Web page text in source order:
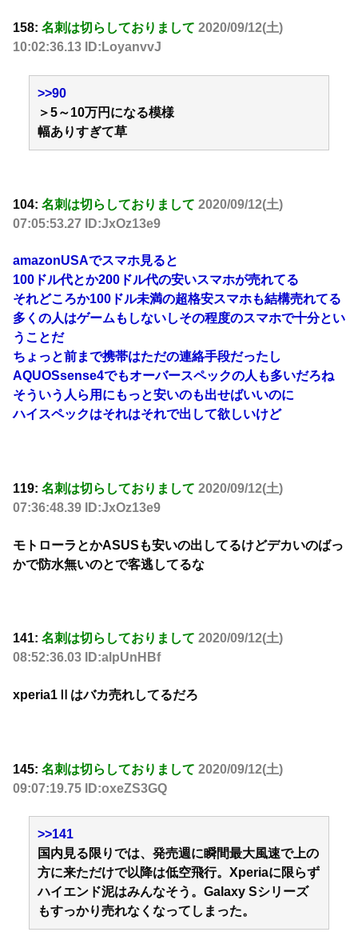
158: 名刺は切らしておりまして 2020/09/12(土)
10:02:36.13 ID:LoyanvvJ
>>90
＞5～10万円になる模様
幅ありすぎて草
104: 名刺は切らしておりまして 2020/09/12(土)
07:05:53.27 ID:JxOz13e9
amazonUSAでスマホ見ると
100ドル代とか200ドル代の安いスマホが売れてる
それどころか100ドル未満の超格安スマホも結構売れてる
多くの人はゲームもしないしその程度のスマホで十分とい
うことだ
ちょっと前まで携帯はただの連絡手段だったし
AQUOSsense4でもオーバースペックの人も多いだろね
そういう人ら用にもっと安いのも出せばいいのに
ハイスペックはそれはそれで出して欲しいけど
119: 名刺は切らしておりまして 2020/09/12(土)
07:36:48.39 ID:JxOz13e9
モトローラとかASUSも安いの出してるけどデカいのばっ
かで防水無いのとで客逃してるな
141: 名刺は切らしておりまして 2020/09/12(土)
08:52:36.03 ID:alpUnHBf
xperia1Ⅱはバカ売れしてるだろ
145: 名刺は切らしておりまして 2020/09/12(土)
09:07:19.75 ID:oxeZS3GQ
>>141
国内見る限りでは、発売週に瞬間最大風速で上の
方に来ただけで以降は低空飛行。Xperiaに限らず
ハイエンド泥はみんなそう。Galaxy Sシリーズ
もすっかり売れなくなってしまった。